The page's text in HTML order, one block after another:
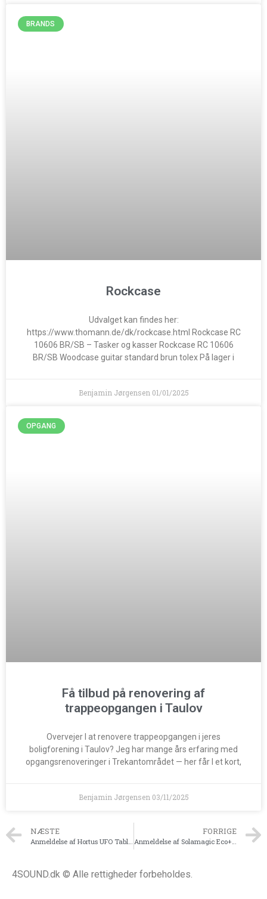
BRANDS
Rockcase
Udvalget kan findes her:
https://www.thomann.de/dk/rockcase.html Rockcase RC
10606 BR/SB – Tasker og kasser Rockcase RC 10606
BR/SB Woodcase guitar standard brun tolex På lager i
Benjamin Jørgensen 01/01/2025
OPGANG
Få tilbud på renovering af
trappeopgangen i Taulov
Overvejer I at renovere trappeopgangen i jeres
boligforening i Taulov? Jeg har mange års erfaring med
opgangsrenoveringer i Trekantområdet — her får I et kort,
Benjamin Jørgensen 03/11/2025
NÆSTE
Anmeldelse af Hortus UFO Table Model 2000W
FORRIGE
Anmeldelse af Solamagic Eco+ Pro 2000
4SOUND.dk © Alle rettigheder forbeholdes.